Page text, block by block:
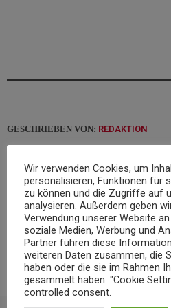
GESCHRIEBEN VON: REDAKTION
email
RATE IT
Wir verwenden Cookies, um
personalisieren, Funktionen für
zu können und die Zugriffe auf
analysieren. Außerdem geben
Verwendung unserer Website
soziale Medien, Werbung und
Partner führen diese
weiteren Daten zusammen, die
haben oder die sie im Rahmen
gesammelt haben. "Cookie
controlled consent.